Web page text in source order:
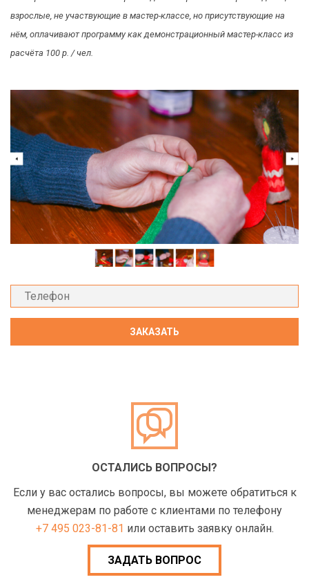
взрослые, не участвующие в мастер-классе, но присутствующие на
нём, оплачивают программу как демонстрационный мастер-класс из
расчёта 100 р. / чел.
ОСТАЛИСЬ ВОПРОСЫ?
Если у вас остались вопросы, вы можете обратиться к
менеджерам по работе с клиентами по телефону
+7 495 023-81-81 или оставить заявку онлайн.
ЗАДАТЬ ВОПРОС